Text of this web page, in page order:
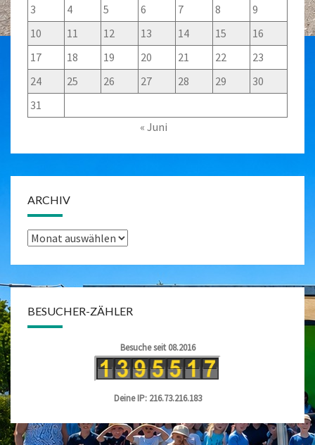
3
4 5 6 7 8
9
10
11 12 13 14 15
16
17
18 19 20 21 22
23
24
25 26 27 28 29
30
31
« Juni
ARCHIV
Archiv
BESUCHER-ZÄHLER
Besuche seit 08.2016
Deine IP: 216.73.216.183